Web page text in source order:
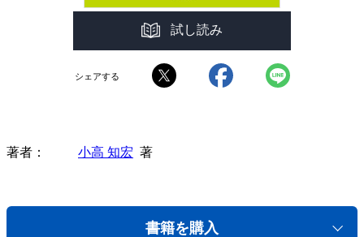
試し読み
シェアする
著者 小高 知宏 著
書籍を購入